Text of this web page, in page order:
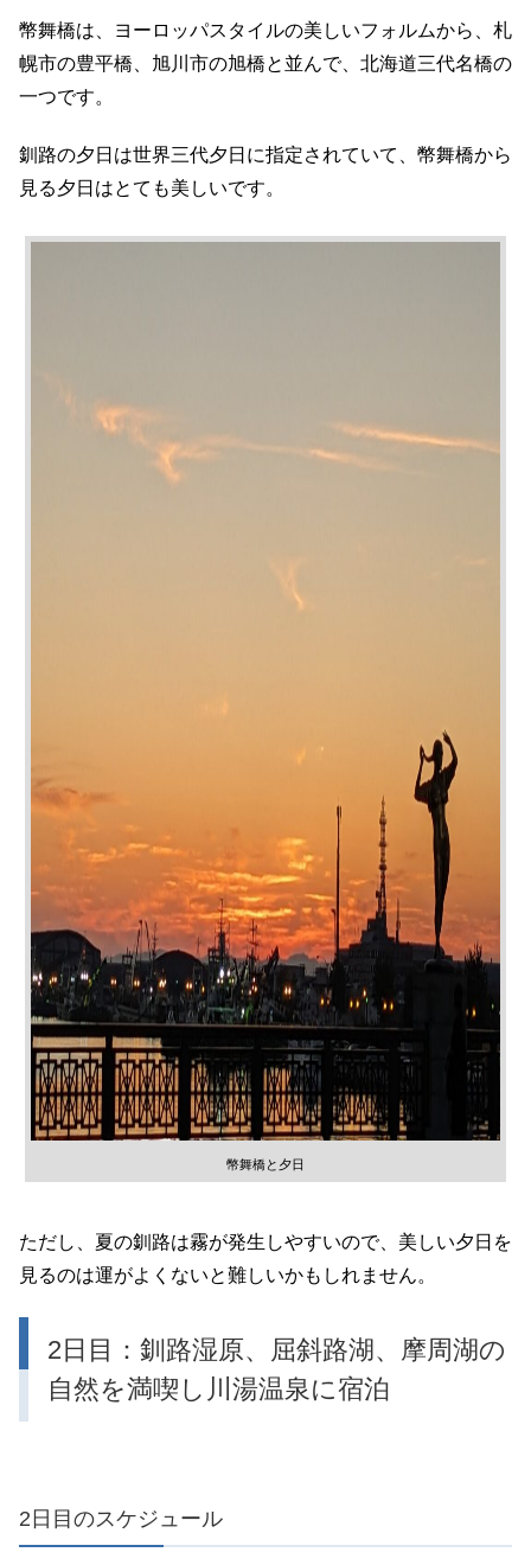
幣舞橋は、ヨーロッパスタイルの美しいフォルムから、札
幌市の豊平橋、旭川市の旭橋と並んで、北海道三代名橋の
一つです。
釧路の夕日は世界三代夕日に指定されていて、幣舞橋から
見る夕日はとても美しいです。
幣舞橋と夕日
ただし、夏の釧路は霧が発生しやすいので、美しい夕日を
見るのは運がよくないと難しいかもしれません。
2日目：釧路湿原、屈斜路湖、摩周湖の
自然を満喫し川湯温泉に宿泊
2日目のスケジュール